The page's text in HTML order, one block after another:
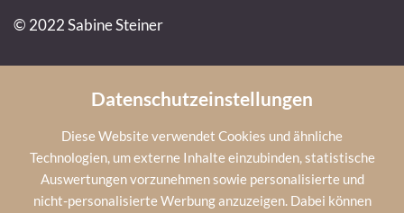
Datenschutzeinstellungen
Diese Website verwendet Cookies und ähnliche
Technologien, um externe Inhalte einzubinden, statistische
Auswertungen vorzunehmen sowie personalisierte und
nicht-personalisierte Werbung anzuzeigen. Dabei können
© 2022 Sabine Steiner
Wetter